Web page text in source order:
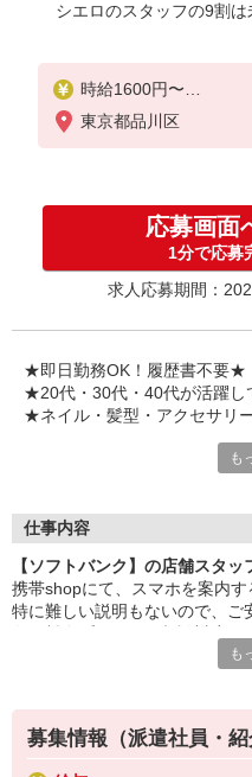
シエロのスタッフの9割
時給1600円〜
※残業代支給
★交通費別途支給（規
入社祝い金10万円支
お友達を紹介頂くと,
インセンティブ支給(
゜・。○。・゜+゜・
東京都品川区
応募画面
1分で応募
求人応募期間：
★即日勤務OK！履歴書不要★
★20代・30代・40代が活躍し
★ネイル・髪型・アクセサリ
各キャリアの新機種が特別価
特別割引価格でご利用可能☆
お得に過ごしたいあなたの味
【選べるお仕事いろいろ】
事務、経理、データ入力、
▼工場・製造・軽作業系
機械/食品製造・梱包・仕分
も
仕事内容
【ソフトバンク】の店舗スタッ
携帯shopにて、スマホを案内す
特に難しい説明もないので、ご
満足度◎
■携帯やインターネット販売業務
も
募集情報（派遣社員・紹